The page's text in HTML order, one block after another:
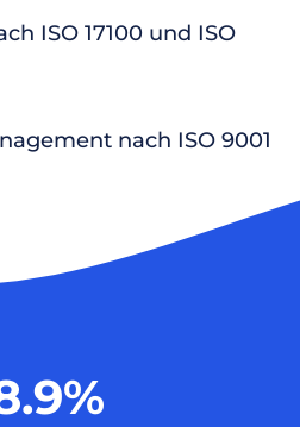
ISO 17100 und ISO
nach ISO 9001
%